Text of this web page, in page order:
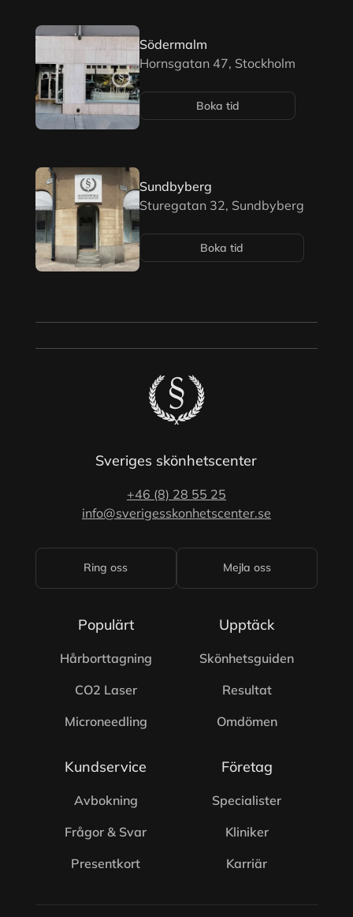
Södermalm
Hornsgatan 47, Stockholm
Boka tid
Sundbyberg
Sturegatan 32, Sundbyberg
Boka tid
Sveriges skönhetscenter
+46 (8) 28 55 25
info@sverigesskonhetscenter.se
Ring oss Mejla oss
Populärt
Hårborttagning
CO2 Laser
Microneedling
Upptäck
Skönhetsguiden
Resultat
Omdömen
Kundservice
Avbokning
Frågor & Svar
Presentkort
Företag
Specialister
Kliniker
Karriär